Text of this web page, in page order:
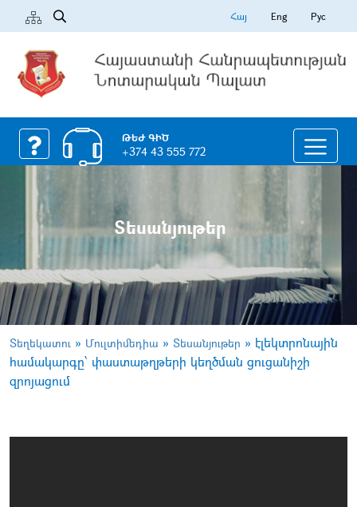
Հայ Eng Рус
ԹԵԺ ԳԻԾ
+374 43 555 772
Տեսանյութեր
Տեղեկատու » Մուլտիմեդիա » Տեսանյութեր » էլեկտրոնային
համակարգը՝ փաստաթղթերի կեղծման ցուցանիշի
զրոյացում